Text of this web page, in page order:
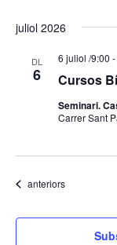
juliol 2026
DL
6 Cursos
6 juliol /9:00 -
Seminari.
Carrer Sant
Esdeveniments
anteriors